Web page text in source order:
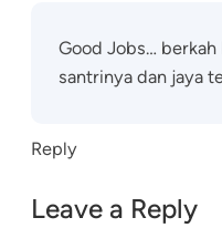
Good Jobs… berkah
santrinya dan jaya
Reply
Leave a Reply